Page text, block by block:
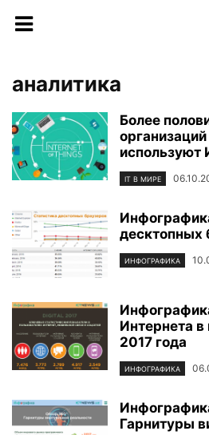
аналитика
Более
используют
IT В МИРЕ
десктопных
ИНФОГРАФИКА
Интернета
2017 года
ИНФОГРАФИКА
Гарнитуры